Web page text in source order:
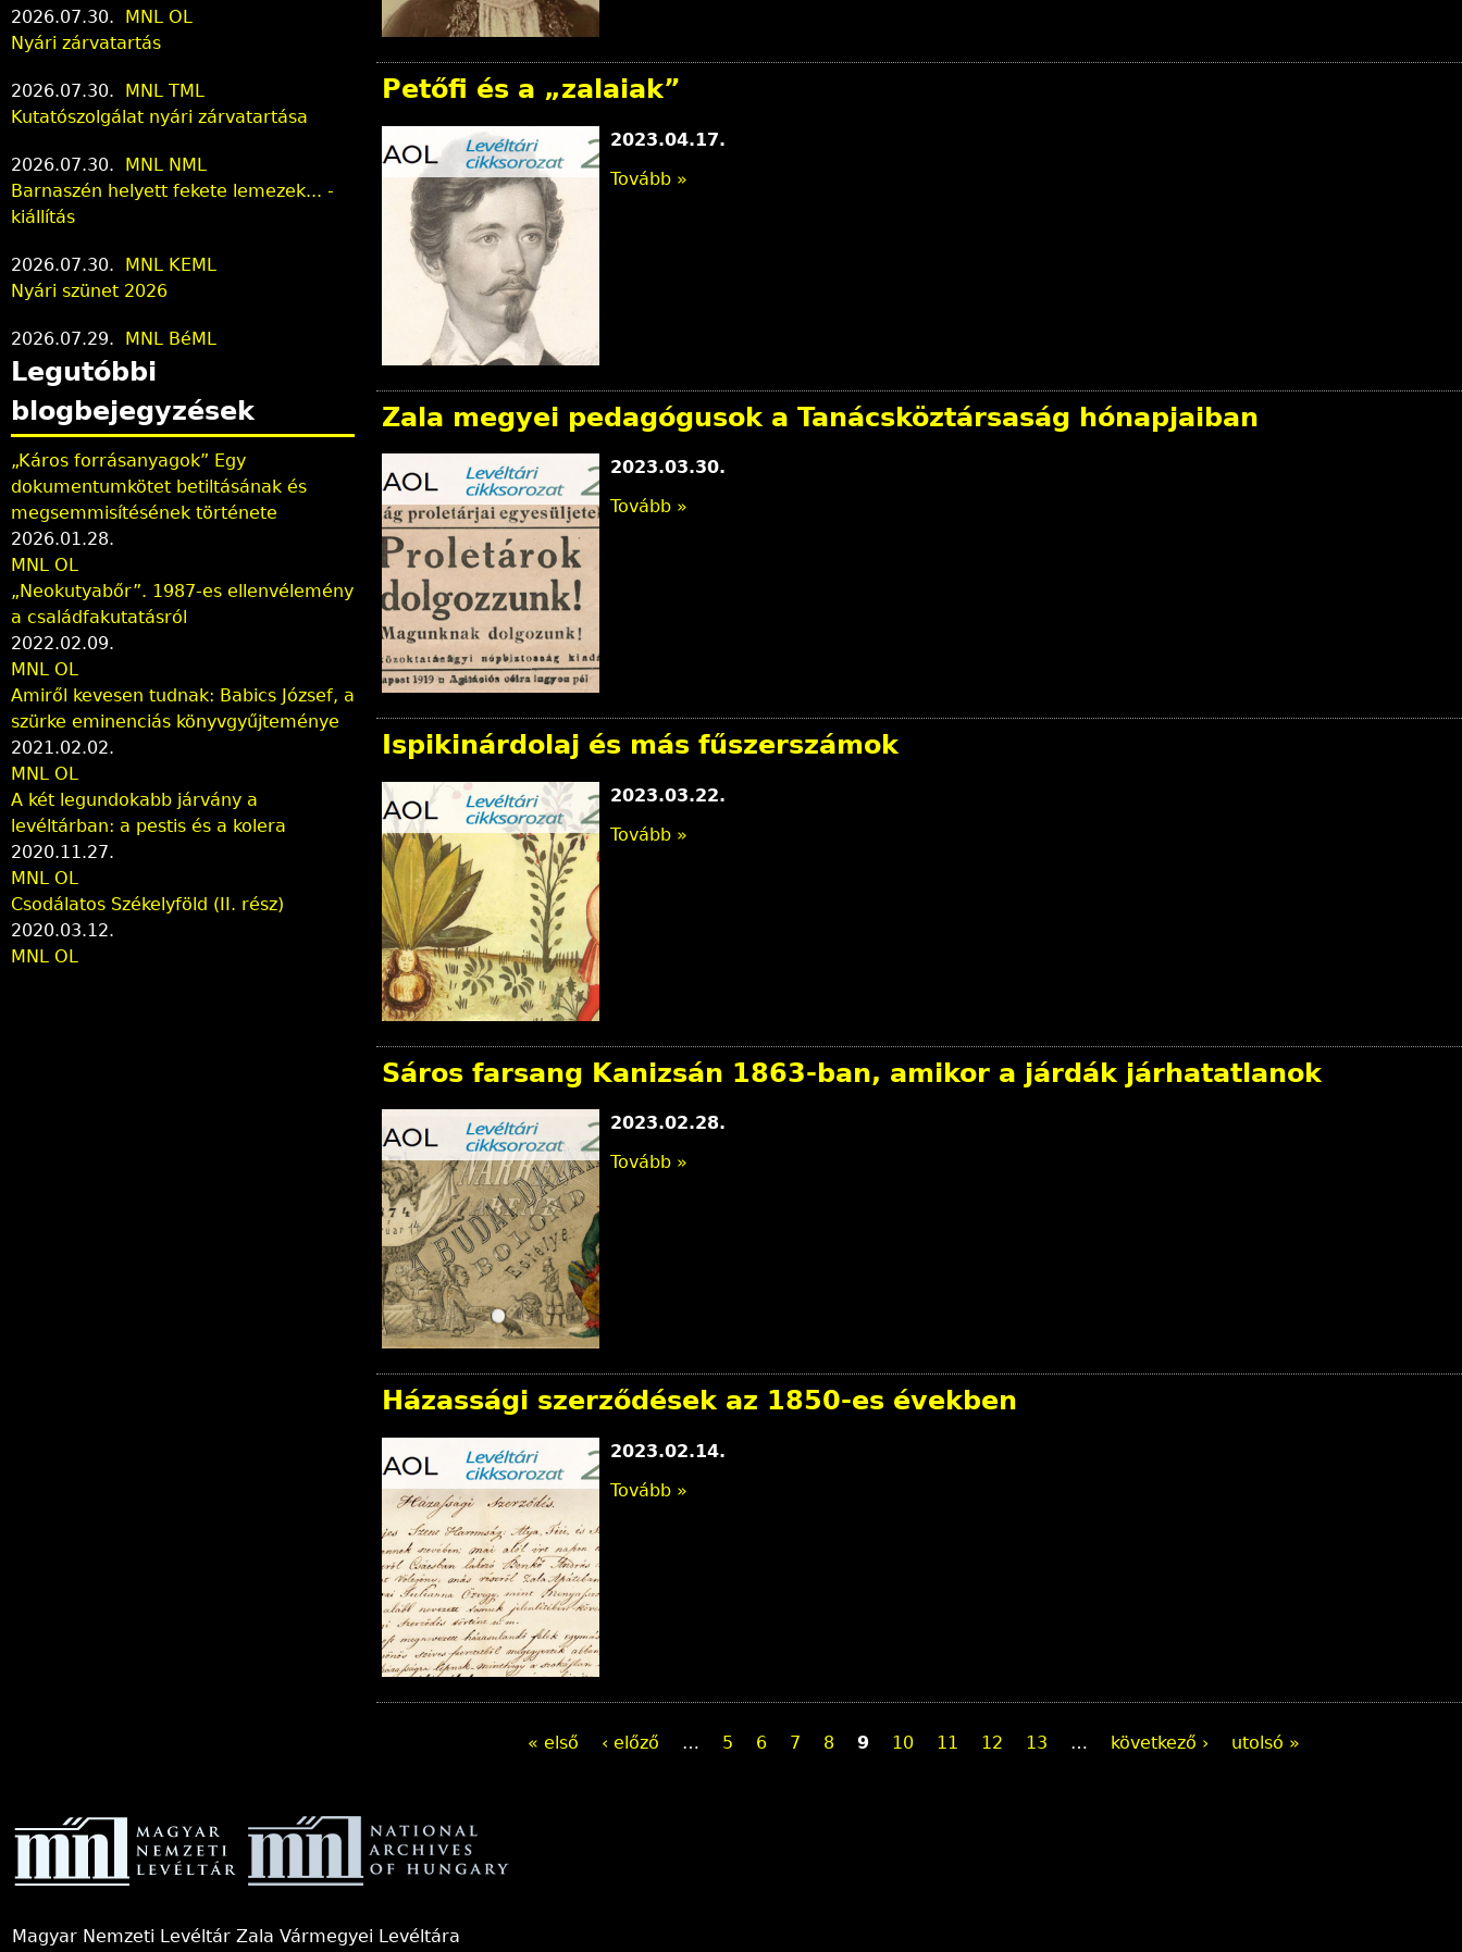
Petőfi és a „zalaiak”
2023.04.17.
Tovább »
Zala megyei pedagógusok a Tanácsköztársaság hónapjaiban
2023.03.30.
Tovább »
Ispikinárdolaj és más fűszerszámok
2023.03.22.
Tovább »
Sáros farsang Kanizsán 1863-ban, amikor a járdák járhatatlanok
2023.02.28.
Tovább »
Házassági szerződések az 1850-es években
2023.02.14.
Tovább »
d
« első ‹ előző … 5 6 7 8 9 10 11 12 13 … következő › utolsó »
2026.07.30.
MNL OL
Nyári zárvatartás
2026.07.30.
MNL TML
Kutatószolgálat nyári zárvatartása
2026.07.30.
MNL NML
Barnaszén helyett fekete lemezek... -
kiállítás
2026.07.30.
MNL KEML
Nyári szünet 2026
2026.07.29. MNL BéML
Legutóbbi
blogbejegyzések
„Káros forrásanyagok” Egy
dokumentumkötet betiltásának és
megsemmisítésének története
2026.01.28.
MNL OL
„Neokutyabőr”. 1987-es ellenvélemény
a családfakutatásról
2022.02.09.
MNL OL
Amiről kevesen tudnak: Babics József, a
szürke eminenciás könyvgyűjteménye
2021.02.02.
MNL OL
A két legundokabb járvány a
levéltárban: a pestis és a kolera
2020.11.27.
MNL OL
Csodálatos Székelyföld (II. rész)
2020.03.12.
MNL OL
Magyar Nemzeti Levéltár Zala Vármegyei Levéltára